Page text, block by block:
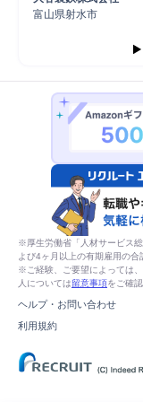
維持管理 防災
富山県射水市
※厚生労働省「人材サービス
よび4ヶ月以上の有期雇用の
※ご経験、ご要望によっては
人については留意事項をご確
ヘルプ・お問い合わせ
利用規約